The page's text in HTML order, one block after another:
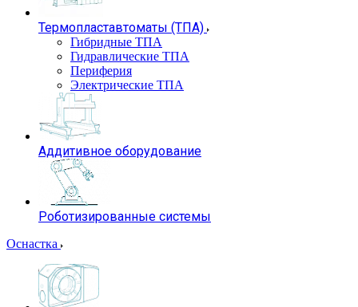
Термопластавтоматы (ТПА)
Гибридные ТПА
Гидравлические ТПА
Периферия
Электрические ТПА
Аддитивное оборудование
Роботизированные системы
Оснастка